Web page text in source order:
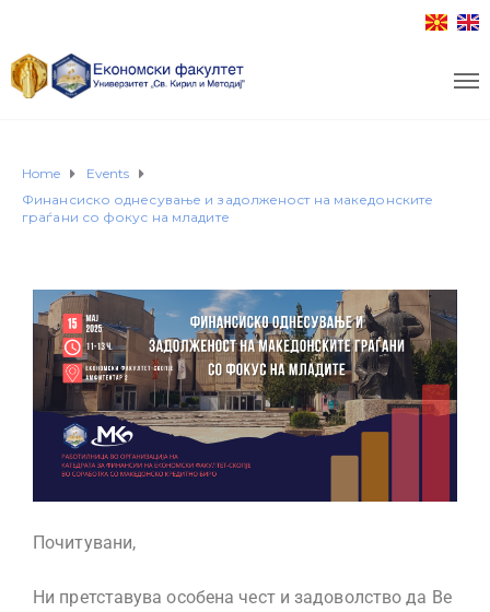
Home
Events
Финансиско однесување и задолженост на македонските
граѓани со фокус на младите
Почитувани,
Ни претставува особена чест и задоволство да Ве